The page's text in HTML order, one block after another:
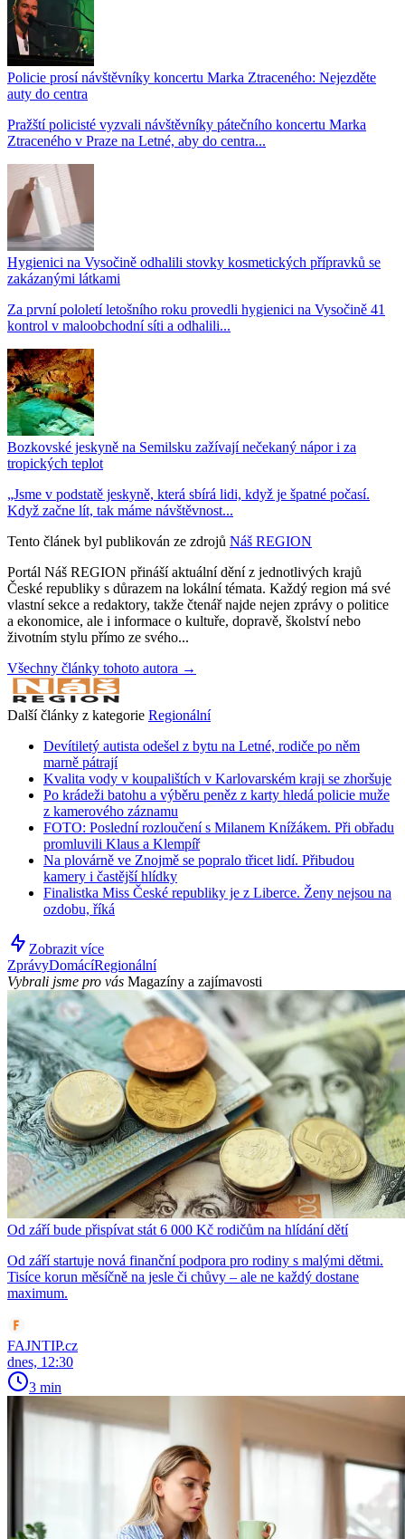
Policie prosí návštěvníky koncertu Marka Ztraceného: Nejezděte
auty do centra
Pražští policisté vyzvali návštěvníky pátečního koncertu Marka
Ztraceného v Praze na Letné, aby do centra...
Hygienici na Vysočině odhalili stovky kosmetických přípravků se
zakázanými látkami
Za první pololetí letošního roku provedli hygienici na Vysočině 41
kontrol v maloobchodní síti a odhalili...
Bozkovské jeskyně na Semilsku zažívají nečekaný nápor i za
tropických teplot
„Jsme v podstatě jeskyně, která sbírá lidi, když je špatné počasí.
Když začne lít, tak máme návštěvnost...
Tento článek byl publikován ze zdrojů Náš REGION
Portál Náš REGION přináší aktuální dění z jednotlivých krajů
České republiky s důrazem na lokální témata. Každý region má své
vlastní sekce a redaktory, takže čtenář najde nejen zprávy o politice
a ekonomice, ale i informace o kultuře, dopravě, školství nebo
životním stylu přímo ze svého...
Všechny články tohoto autora →
Další články z kategorie Regionální
Devítiletý autista odešel z bytu na Letné, rodiče po něm
marně pátrají
Kvalita vody v koupalištích v Karlovarském kraji se zhoršuje
Po krádeži batohu a výběru peněz z karty hledá policie muže
z kamerového záznamu
FOTO: Poslední rozloučení s Milanem Knížákem. Při obřadu
promluvili Klaus a Klempíř
Na plovárně ve Znojmě se popralo třicet lidí. Přibudou
kamery i častější hlídky
Finalistka Miss České republiky je z Liberce. Ženy nejsou na
ozdobu, říká
Zobrazit více
ZprávyDomácíRegionální
Vybrali jsme pro vás Magazíny a zajímavosti
Od září bude přispívat stát 6 000 Kč rodičům na hlídání dětí
Od září startuje nová finanční podpora pro rodiny s malými dětmi.
Tisíce korun měsíčně na jesle či chůvy – ale ne každý dostane
maximum.
FAJNTIP.cz
dnes, 12:30
3 min